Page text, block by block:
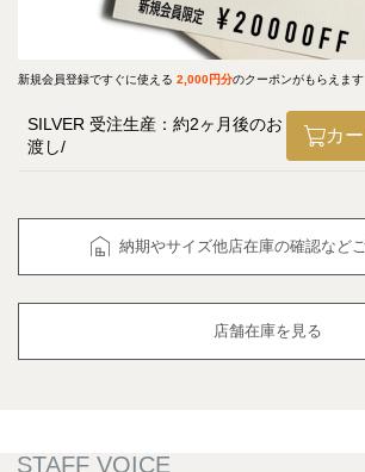
新規会員登録ですぐに使える 2,000円分のクーポンがもらえます
SILVER 受注生産：約2ヶ月後のお
渡し
カ
納期やサイズ他店在庫の確認など
店舗在庫を見る